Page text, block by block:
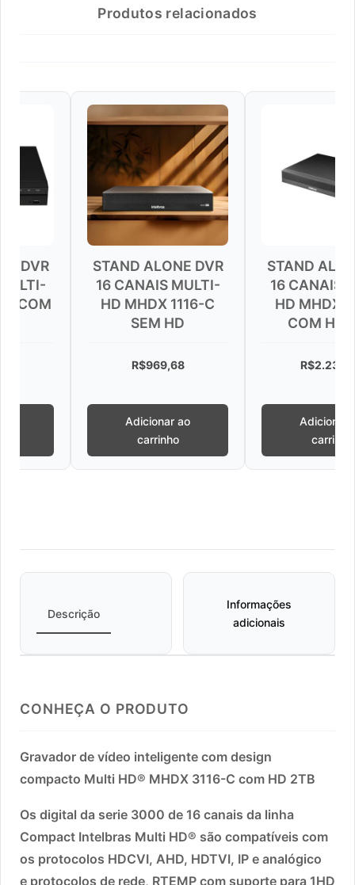
Produtos relacionados
STAND ALONE DVR
16 CANAIS MULTI-
HD MHDX 1116-C
STAND ALONE DVR
16 CANAIS MULTI-
HD MHDX 1116-C
COM HD 4TB
Descrição
Informações
adicionais
CONHEÇA O PRODUTO
Gravador de vídeo inteligente com design
compacto Multi HD® MHDX 3116-C com HD 2TB
Os digital da serie 3000 de 16 canais da linha
Compact Intelbras Multi HD® são compatíveis com
os protocolos HDCVI, AHD, HDTVI, IP e analógico
e protocolos de rede, RTEMP com suporte para 1HD